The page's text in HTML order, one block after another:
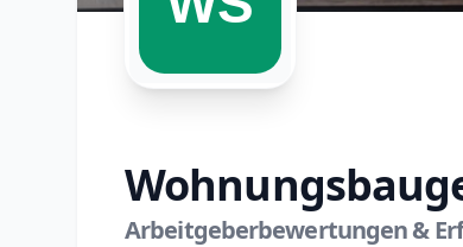
Arbeitgeberbewertungen &